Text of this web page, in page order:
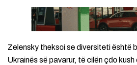
Zelensky theksoi se diversiteti është
Ukrainës së pavarur, të cilën çdo kush